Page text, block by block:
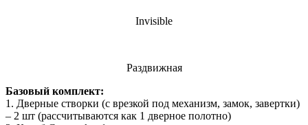
Invisible
Раздвижная
Базовый комплект:
1. Дверные створки (с врезкой под механизм, замок, завертки)
– 2 шт (рассчитываются как 1 дверное полотно)